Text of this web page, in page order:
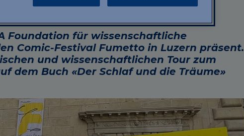
Foundation für wissenschaftliche
Comic-Festival Fumetto in Luzern präsent.
und wissenschaftlichen Tour zum
dem Buch «Der Schlaf und die Träume»